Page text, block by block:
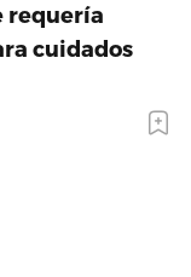
requería
cuidados